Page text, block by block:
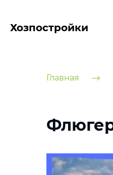
Хозпостройки
Главная